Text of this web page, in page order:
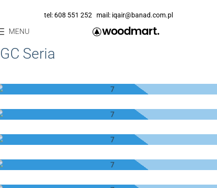
tel: 608 551 252 mail: iqair@banad.com.pl
MENU
GC Seria
GC VOC
GC CHEMISORBER
GC MULTIGAS™
GC AM